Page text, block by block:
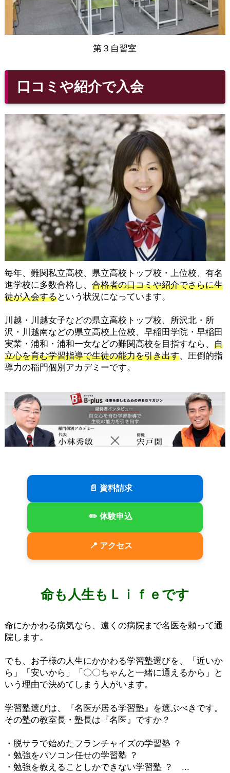
第３自習室
口コミや紹介で入会
毎年、難関私立高校、県立高校トップ校・上位校、有名
進学校に多数合格し、 合格者の口コミや紹介でさらに生
徒が入会するという状況になっています。
川越・川越女子などの県立高校トップ校、所沢北・所
沢・川越南などの県立高校上位校、早稲田学院・早稲田
実業・浦和・浦和一女などの難関高校を目指すなら、 自
立心を育む学習指導で生徒の能力を引き出す、圧倒的指
導力の稲門個別アカデミーです。
📄 資料請求
✏️ 体験申込
📍 アクセス
命も人生もＬｉｆｅです
命にかかわる病気なら、遠くの病院まで名医を頼って通
院します。
でも、お子様の人生にかかわる学習塾選びを、「近いか
ら」「安いから」「〇〇ちゃんと一緒に通えるから」と
いう理由で決めてしまう人がいます。
学習塾選びは、『名医が居る学習塾』を選ぶべきです。
その塾の教室長・塾長は『名医』ですか？
・脱サラで始めたフランチャイズの学習塾 ？
・勉強をパソコン任せの学習塾 ？
・勉強を教えることしかできない学習塾 ？ ...